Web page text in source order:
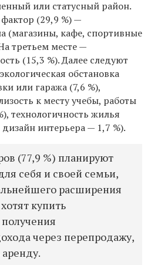
или статусный район.
(29,9 %) —
(магазины, кафе, спортивные
третьем месте —
(15,3 %). Далее следуют
обстановка
или гаража (7,6 %),
к месту учебы, работы
технологичность жилья
интерьера — 1,7 %).
(77,9 %) планируют
себя и своей семьи,
расширения
купить
через перепродажу,